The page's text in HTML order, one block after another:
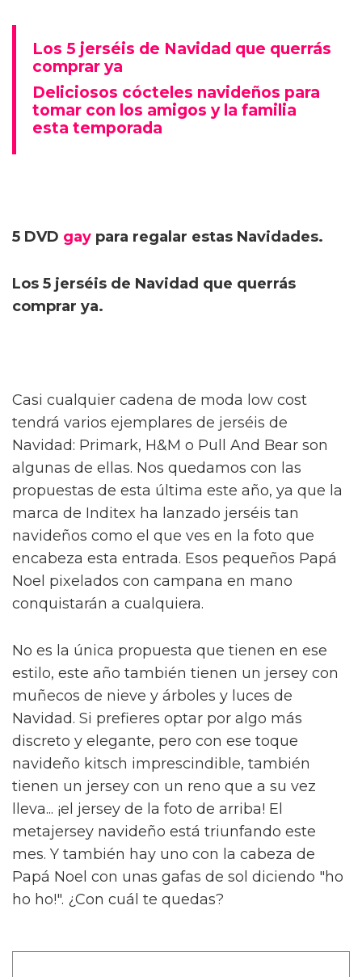
Los 5 jerséis de Navidad que querrás
comprar ya
Deliciosos cócteles navideños para
tomar con los amigos y la familia
esta temporada
5 DVD gay para regalar estas Navidades.
Los 5 jerséis de Navidad que querrás
comprar ya.
Casi cualquier cadena de moda low cost
tendrá varios ejemplares de jerséis de
Navidad: Primark, H&M o Pull And Bear son
algunas de ellas. Nos quedamos con las
propuestas de esta última este año, ya que la
marca de Inditex ha lanzado jerséis tan
navideños como el que ves en la foto que
encabeza esta entrada. Esos pequeños Papá
Noel pixelados con campana en mano
conquistarán a cualquiera.
No es la única propuesta que tienen en ese
estilo, este año también tienen un jersey con
muñecos de nieve y árboles y luces de
Navidad. Si prefieres optar por algo más
discreto y elegante, pero con ese toque
navideño kitsch imprescindible, también
tienen un jersey con un reno que a su vez
lleva... ¡el jersey de la foto de arriba! El
metajersey navideño está triunfando este
mes. Y también hay uno con la cabeza de
Papá Noel con unas gafas de sol diciendo "ho
ho ho!". ¿Con cuál te quedas?